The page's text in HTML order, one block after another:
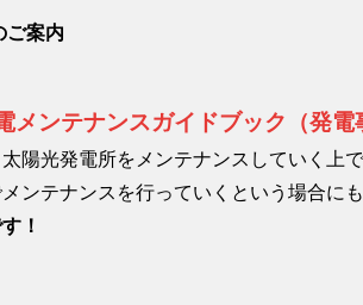
ご案内
メンテナンスガイドブック（発電
陽光発電所をメンテナンスしていく上
ンテナンスを行っていくという場合に
！